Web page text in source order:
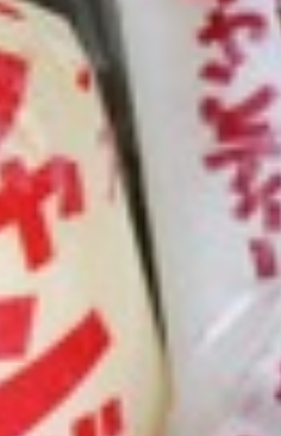
サイト内検索
行きたいリスト
動画ライブラリー
よくある質問
関連リンク集
日本語
繁体中文
한국어